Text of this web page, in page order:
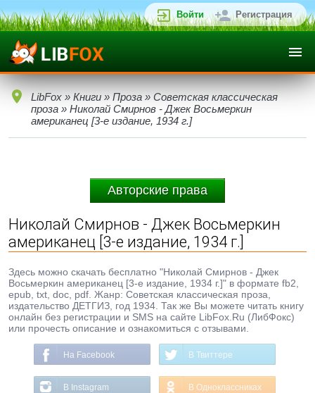
Войти Регистрация
LibFox » Книги » Проза » Советская классическая
проза » Николай Смирнов - Джек Восьмеркин
американец [3-е издание, 1934 г.]
Авторские права
Николай Смирнов - Джек Восьмеркин
американец [3-е издание, 1934 г.]
Здесь можно скачать бесплатно "Николай Смирнов - Джек
Восьмеркин американец [3-е издание, 1934 г.]" в формате fb2,
epub, txt, doc, pdf. Жанр: Советская классическая проза,
издательство ДЕТГИЗ, год 1934. Так же Вы можете читать книгу
онлайн без регистрации и SMS на сайте LibFox.Ru (ЛибФокс)
или прочесть описание и ознакомиться с отзывами.
На Facebook В Твиттере
В Instagram В Одноклассниках